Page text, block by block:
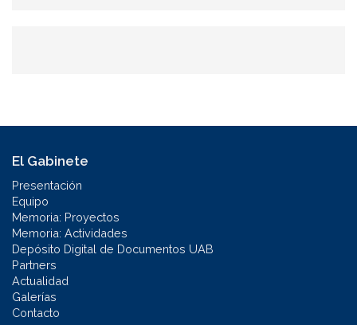
El Gabinete
Presentación
Equipo
Memoria: Proyectos
Memoria: Actividades
Depósito Digital de Documentos UAB
Partners
Actualidad
Galerías
Contacto